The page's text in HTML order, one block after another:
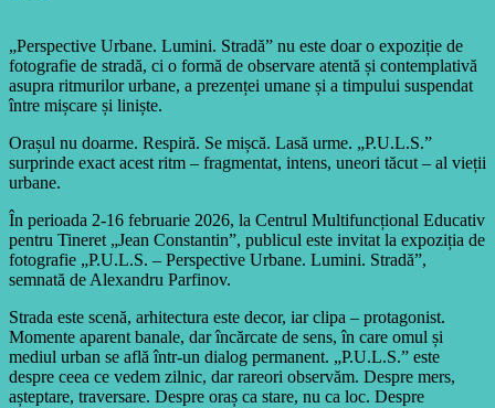
„Perspective Urbane. Lumini. Stradă” nu este doar o expoziție de
fotografie de stradă, ci o formă de observare atentă și contemplativă
asupra ritmurilor urbane, a prezenței umane și a timpului suspendat
între mișcare și liniște.
Orașul nu doarme. Respiră. Se mișcă. Lasă urme. „P.U.L.S.”
surprinde exact acest ritm – fragmentat, intens, uneori tăcut – al vieții
urbane.
În perioada 2-16 februarie 2026, la Centrul Multifuncțional Educativ
pentru Tineret „Jean Constantin”, publicul este invitat la expoziția de
fotografie „P.U.L.S. – Perspective Urbane. Lumini. Stradă”,
semnată de Alexandru Parfinov.
Strada este scenă, arhitectura este decor, iar clipa – protagonist.
Momente aparent banale, dar încărcate de sens, în care omul și
mediul urban se află într-un dialog permanent. „P.U.L.S.” este
despre ceea ce vedem zilnic, dar rareori observăm. Despre mers,
așteptare, traversare. Despre oraș ca stare, nu ca loc. Despre